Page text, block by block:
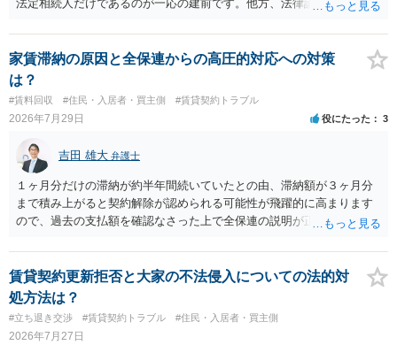
法定相続人だけであるのが一応の建前です。他方、法律論はさてお
する動機づけがなくなります。 今回進められつつある手続はあくまで
も、建物を賃貸人に一日も早く明け渡すための便宜的方法として理解
するのが良いと思います。またその方法で進めた方が、連帯保証人で
あるお知り合いさんにとっても、自身の経済的負担を最小限に食い止
められるため望ましいやり方だといえます。
家賃滞納の原因と全保連からの高圧的対応への対策
は？
#賃料回収 #住民・入居者・買主側 #賃貸契約トラブル
2026年7月29日 役にたった 3
吉田 雄大 弁護士
１ヶ月分だけの滞納が約半年間続いていたとの由、滞納額が３ヶ月分
まで積み上がると契約解除が認められる可能性が飛躍的に高まります
ので、過去の支払額を確認なさった上で全保連の説明が正しければ、
た理由は気になるところですが、中身のある返答は期待できないと思
います。
賃貸契約更新拒否と大家の不法侵入についての法的対
処方法は？
#立ち退き交渉 #賃貸契約トラブル #住民・入居者・買主側
2026年7月27日